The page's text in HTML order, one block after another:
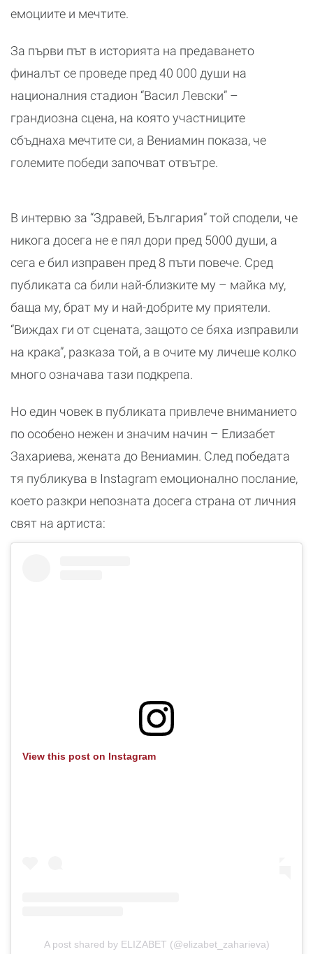
емоциите и мечтите.
За първи път в историята на предаването
финалът се проведе пред 40 000 души на
националния стадион “Васил Левски” –
грандиозна сцена, на която участниците
сбъднаха мечтите си, а Вениамин показа, че
големите победи започват отвътре.
В интервю за “Здравей, България” той сподели, че
никога досега не е пял дори пред 5000 души, а
сега е бил изправен пред 8 пъти повече. Сред
публиката са били най-близките му – майка му,
баща му, брат му и най-добрите му приятели.
“Виждах ги от сцената, защото се бяха изправили
на крака”, разказа той, а в очите му личеше колко
много означава тази подкрепа.
Но един човек в публиката привлече вниманието
по особено нежен и значим начин – Елизабет
Захариева, жената до Вениамин. След победата
тя публикува в Instagram емоционално послание,
което разкри непозната досега страна от личния
свят на артиста:
View this post on Instagram
A post shared by ELIZABET (@elizabet_zaharieva)